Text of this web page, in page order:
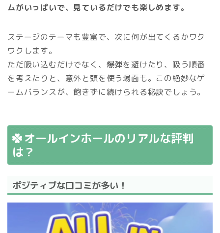
ムがいっぱいで、見ているだけでも楽しめます。
ステージのテーマも豊富で、次に何が出てくるかワク
ワクします。
ただ吸い込むだけでなく、爆弾を避けたり、吸う順番
を考えたりと、意外と頭を使う場面も。この絶妙なゲ
ームバランスが、飽きずに続けられる秘訣でしょう。
オールインホールのリアルな評判
は？
ポジティブな口コミが多い！